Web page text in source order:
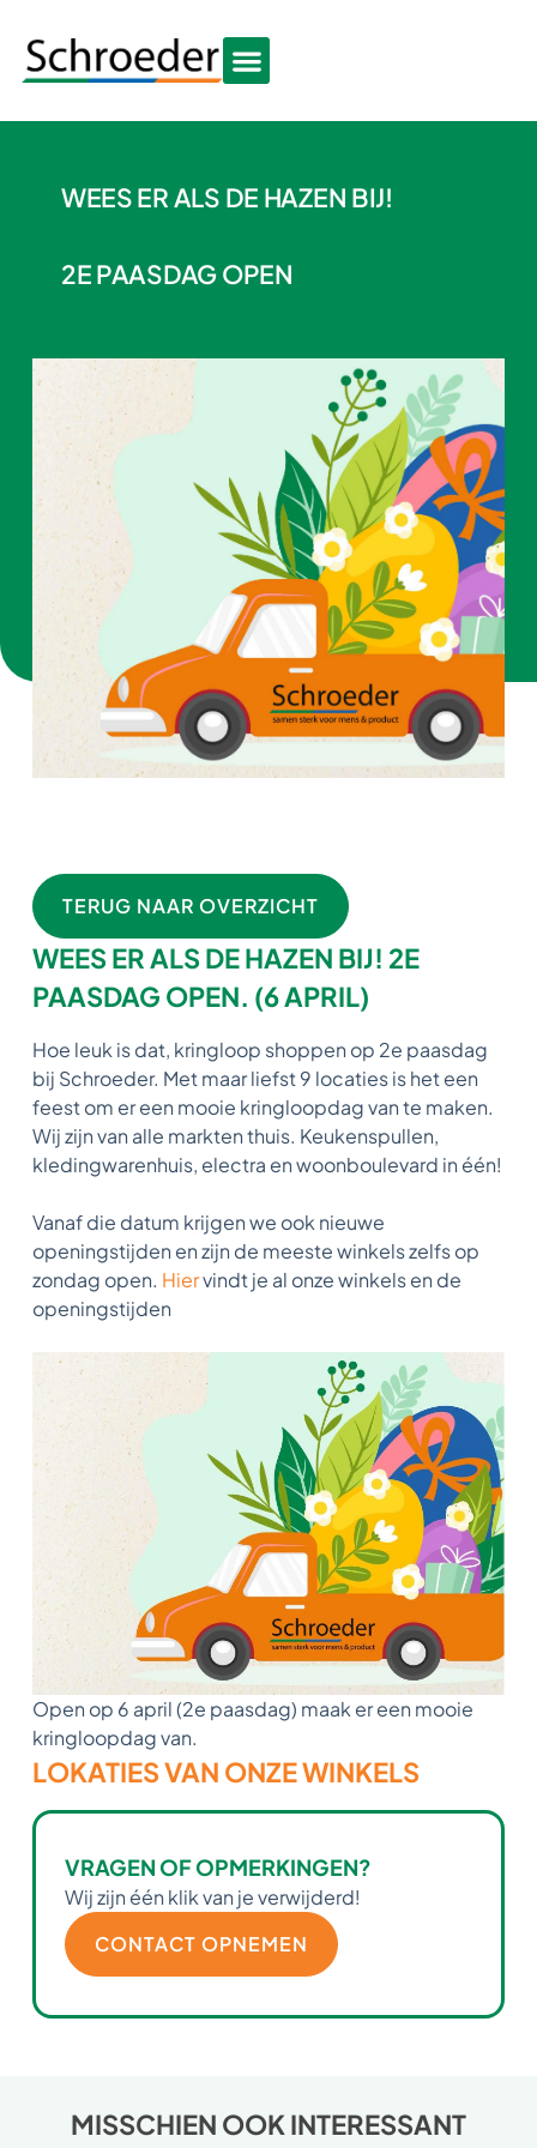
WEES ER ALS DE HAZEN BIJ!
2E PAASDAG OPEN
TERUG NAAR OVERZICHT
WEES ER ALS DE HAZEN BIJ! 2E
PAASDAG OPEN. (6 APRIL)
Hoe leuk is dat, kringloop shoppen op 2e paasdag
bij Schroeder. Met maar liefst 9 locaties is het een
feest om er een mooie kringloopdag van te maken.
Wij zijn van alle markten thuis. Keukenspullen,
kledingwarenhuis, electra en woonboulevard in één!
Vanaf die datum krijgen we ook nieuwe
openingstijden en zijn de meeste winkels zelfs op
zondag open. Hiervindt je al onze winkels en de
openingstijden
Open op 6 april (2e paasdag) maak er een mooie
kringloopdag van.
LOKATIES VAN ONZE WINKELS
VRAGEN OF OPMERKINGEN?
Wij zijn één klik van je verwijderd!
CONTACT OPNEMEN
MISSCHIEN OOK INTERESSANT